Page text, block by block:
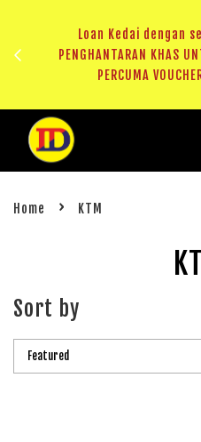
Loan Kedai dengan
PENGHANTARAN KHAS
PERCUMA
Home › KTM
Sort by